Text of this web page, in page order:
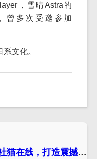
，雪晴Astra的
曾多次受邀参加
文化。
雪晴astra神社猫在线，打造震撼美图图包，即刻前往！